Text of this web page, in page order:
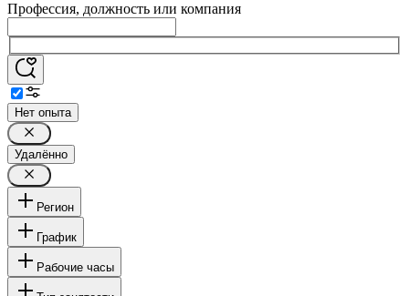
Профессия, должность или компания
Нет опыта
Удалённо
Регион
График
Рабочие часы